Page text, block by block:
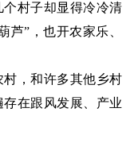
村子却显得冷冷清
芦”，也开农家乐、
，和许多其他乡村
在跟风发展、产业